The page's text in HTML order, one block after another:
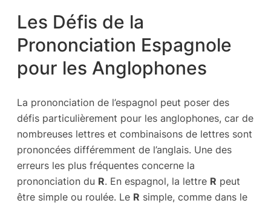
Les Défis de la
Prononciation Espagnole
pour les Anglophones
La prononciation de l’espagnol peut poser des
défis particulièrement pour les anglophones, car de
nombreuses lettres et combinaisons de lettres sont
prononcées différemment de l’anglais. Une des
erreurs les plus fréquentes concerne la
prononciation du R. En espagnol, la lettre R peut
être simple ou roulée. Le R simple, comme dans le